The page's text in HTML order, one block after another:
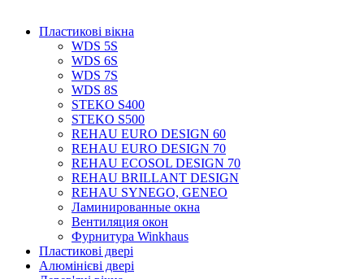
Пластикові вікна
WDS 5S
WDS 6S
WDS 7S
WDS 8S
STEKO S400
STEKO S500
REHAU EURO DESIGN 60
REHAU EURO DESIGN 70
REHAU ECOSOL DESIGN 70
REHAU BRILLANT DESIGN
REHAU SYNEGO, GENEO
Ламинированные окна
Вентиляция окон
Фурнитура Winkhaus
Пластикові двері
Алюмінієві двері